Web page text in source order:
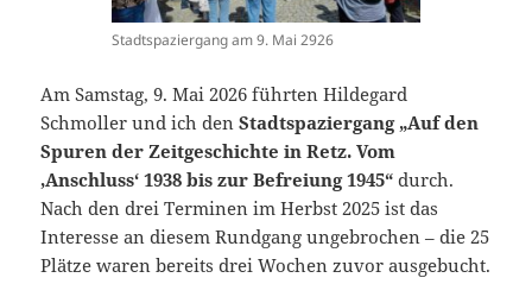
Stadtspaziergang am 9. Mai 2926
Am Samstag, 9. Mai 2026 führten Hildegard
Schmoller und ich denStadtspaziergang „Auf den
Spuren der Zeitgeschichte in Retz. Vom
‚Anschluss‘ 1938 bis zur Befreiung 1945“ durch.
Nach den drei Terminen im Herbst 2025 ist das
Interesse an diesem Rundgang ungebrochen – die 25
Plätze waren bereits drei Wochen zuvor ausgebucht.